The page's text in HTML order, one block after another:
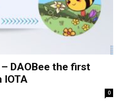
DAOBee the first
IOTA
0